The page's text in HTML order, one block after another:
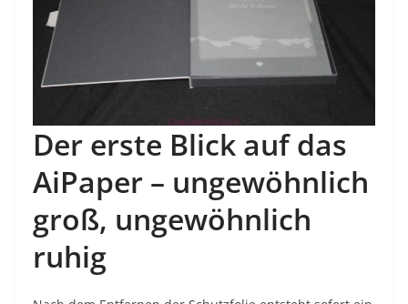
Der erste Blick auf das
AiPaper – ungewöhnlich
groß, ungewöhnlich
ruhig